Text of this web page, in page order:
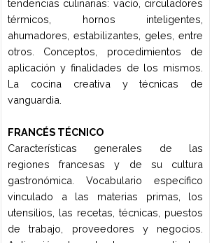
desvinculación laboral. La evaluación de
desempeño. Concepto de capacitación
laboral. Entrenamiento.
VINOS
Composición del vino. Sensaciones.
Bodegas tradicionales nacionales e
la elaboración y conservación. Vinos y
gastronomía, principios de maridajes:
vinos y comidas. Teoría de la
degustación. Degustación de varietales y
genéricos.